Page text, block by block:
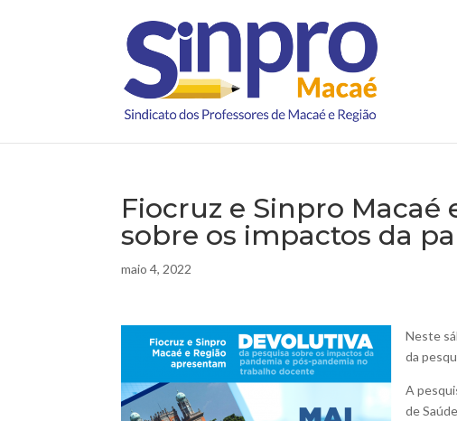
Fiocruz e Sinpro
sobre os impactos da
maio 4, 2022
Neste
da
A
de